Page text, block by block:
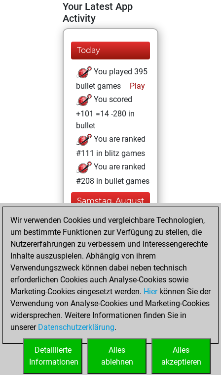
Your Latest App
Activity
Today
You played 395
bullet games
Play
You scored
+101 =14 -280 in
bullet
You are ranked
#111 in blitz games
You are ranked
#208 in bullet games
Samstag, August
You played 5
blitz games
Play
You scored +3
=0 -2 in blitz
Dienstag, August
12, 2025
You created
your Play account
Wir verwenden Cookies und vergleichbare Technologien,
um bestimmte Funktionen zur Verfügung zu stellen, die
Nutzererfahrungen zu verbessern und interessengerechte
Inhalte auszuspielen. Abhängig von ihrem
Verwendungszweck können dabei neben technisch
erforderlichen Cookies auch Analyse-Cookies sowie
Marketing-Cookies eingesetzt werden. Hierkönnen Sie der
Verwendung von Analyse-Cookies und Marketing-Cookies
widersprechen. Weitere Informationen finden Sie in
unserer Datenschutzerklärung.
Alles
akzeptieren
Alles
ablehnen
Detaillierte
Informationen